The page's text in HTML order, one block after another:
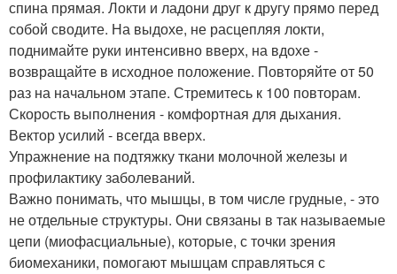
спина прямая. Локти и ладони друг к другу прямо перед
собой сводите. На выдохе, не расцепляя локти,
поднимайте руки интенсивно вверх, на вдохе -
возвращайте в исходное положение. Повторяйте от 50
раз на начальном этапе. Стремитесь к 100 повторам.
Скорость выполнения - комфортная для дыхания.
Вектор усилий - всегда вверх.
Упражнение на подтяжку ткани молочной железы и
профилактику заболеваний.
Важно понимать, что мышцы, в том числе грудные, - это
не отдельные структуры. Они связаны в так называемые
цепи (миофасциальные), которые, с точки зрения
биомеханики, помогают мышцам справляться с